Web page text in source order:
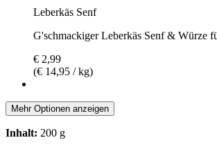
Leberkäs Senf
G'schmackiger Leberkäs Senf & Würze
€ 2,99
(€ 14,95 / kg)
Mehr Optionen anzeigen
Inhalt: 200 g